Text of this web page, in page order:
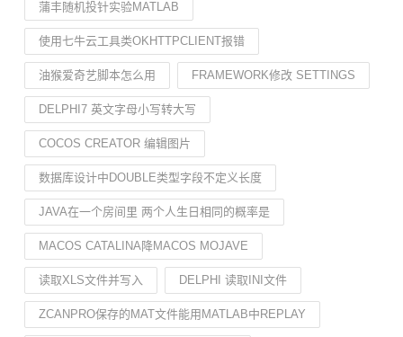
蒲丰随机投针实验MATLAB
使用七牛云工具类OKHTTPCLIENT报错
油猴爱奇艺脚本怎么用 FRAMEWORK修改 SETTINGS
DELPHI7 英文字母小写转大写
COCOS CREATOR 编辑图片
数据库设计中DOUBLE类型字段不定义长度
JAVA在一个房间里 两个人生日相同的概率是
MACOS CATALINA降MACOS MOJAVE
读取XLS文件并写入 DELPHI 读取INI文件
ZCANPRO保存的MAT文件能用MATLAB中REPLAY